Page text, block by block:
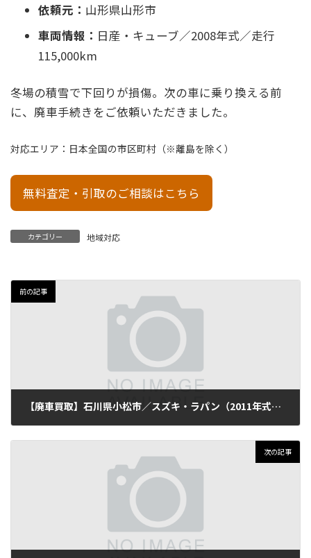
依頼元： 山形県山形市
車両情報： 日産・キューブ／2008年式／走行
115,000km
冬場の積雪で下回りが損傷。次の車に乗り換える前
に、廃車手続きをご依頼いただきました。
対応エリア：日本全国の市区町村（※離島を除く）
無料査定・引取のご相談はこちら
カテゴリー 地域対応
前の記事
【廃車買取】石川県小松市／スズキ・ラパン（2011年式・走行92,000km）
次の記事